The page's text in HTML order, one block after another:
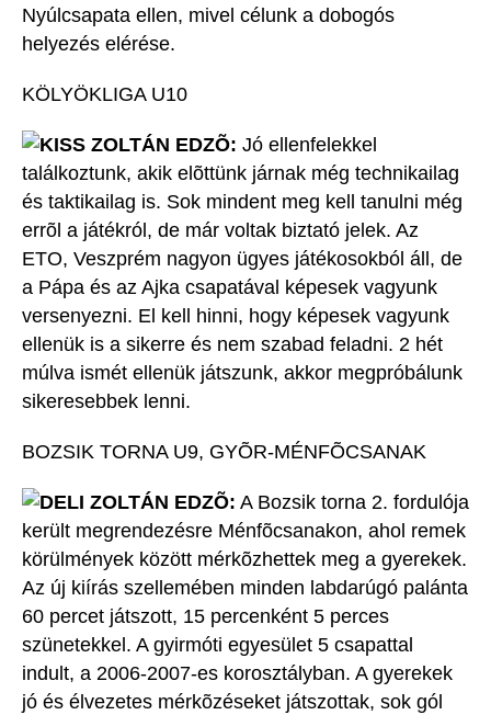
Nyúlcsapata ellen, mivel célunk a dobogós
helyezés elérése.
KÖLYÖKLIGA U10
KISS ZOLTÁN EDZÕ: Jó ellenfelekkel
találkoztunk, akik elõttünk járnak még technikailag
és taktikailag is. Sok mindent meg kell tanulni még
errõl a játékról, de már voltak biztató jelek. Az
ETO, Veszprém nagyon ügyes játékosokból áll, de
a Pápa és az Ajka csapatával képesek vagyunk
versenyezni. El kell hinni, hogy képesek vagyunk
ellenük is a sikerre és nem szabad feladni. 2 hét
múlva ismét ellenük játszunk, akkor megpróbálunk
sikeresebbek lenni.
BOZSIK TORNA U9, GYÕR-MÉNFÕCSANAK
DELI ZOLTÁN EDZÕ: A Bozsik torna 2. fordulója
került megrendezésre Ménfõcsanakon, ahol remek
körülmények között mérkõzhettek meg a gyerekek.
Az új kiírás szellemében minden labdarúgó palánta
60 percet játszott, 15 percenként 5 perces
szünetekkel. A gyirmóti egyesület 5 csapattal
indult, a 2006-2007-es korosztályban. A gyerekek
jó és élvezetes mérkõzéseket játszottak, sok gól